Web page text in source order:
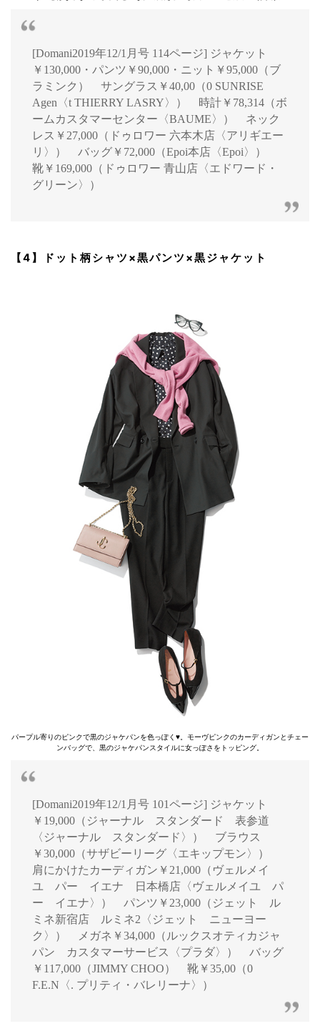
[Domani2019年12/1月号 114ページ] ジャケット
￥130,000・パンツ￥90,000・ニット￥95,000（ブ
ラミンク） サングラス￥40,00（0 SUNRISE
Agen〈t THIERRY LASRY〉） 時計￥78,314（ボ
ームカスタマーセンター〈BAUME〉） ネック
レス￥27,000（ドゥロワー 六本木店〈アリギエー
リ〉） バッグ￥72,000（Epoi本店〈Epoi〉）
靴￥169,000（ドゥロワー 青山店〈エドワード・
グリーン〉）
【4】ドット柄シャツ×黒パンツ×黒ジャケット
パープル寄りのピンクで黒のジャケパンを色っぽく♥。モーヴピンクのカーディガンとチェー
ンバッグで、黒のジャケパンスタイルに女っぽさをトッピング。
[Domani2019年12/1月号 101ページ] ジャケット
￥19,000（ジャーナル スタンダード 表参道
〈ジャーナル スタンダード〉） ブラウス
￥30,000（サザビーリーグ〈エキップモン〉）
肩にかけたカーディガン￥21,000（ヴェルメイ
ユ パー イエナ 日本橋店〈ヴェルメイユ パ
ー イエナ〉） パンツ￥23,000（ジェット ル
ミネ新宿店 ルミネ2〈ジェット ニューヨー
ク〉） メガネ￥34,000（ルックスオティカジャ
パン カスタマーサービス〈プラダ〉） バッグ
￥117,000（JIMMY CHOO） 靴￥35,00（0
F.E.N〈. プリティ・バレリーナ〉）